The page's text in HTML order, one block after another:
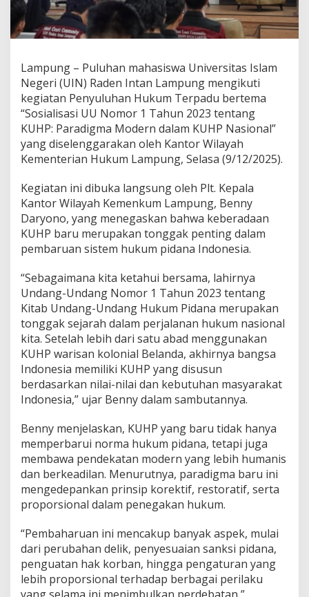
u
g
G
l
a
P
e
n
y
u
l
h
a
n
H
u
k
m
T
e
r
p
a
d
u
Lampung – Puluhan mahasiswa Universitas Islam
Negeri (UIN) Raden Intan Lampung mengikuti
kegiatan Penyuluhan Hukum Terpadu bertema
“Sosialisasi UU Nomor 1 Tahun 2023 tentang
KUHP: Paradigma Modern dalam KUHP Nasional”
yang diselenggarakan oleh Kantor Wilayah
Kementerian Hukum Lampung, Selasa (9/12/2025).
Kegiatan ini dibuka langsung oleh Plt. Kepala
Kantor Wilayah Kemenkum Lampung, Benny
Daryono, yang menegaskan bahwa keberadaan
KUHP baru merupakan tonggak penting dalam
pembaruan sistem hukum pidana Indonesia.
“Sebagaimana kita ketahui bersama, lahirnya
Undang-Undang Nomor 1 Tahun 2023 tentang
Kitab Undang-Undang Hukum Pidana merupakan
tonggak sejarah dalam perjalanan hukum nasional
kita. Setelah lebih dari satu abad menggunakan
KUHP warisan kolonial Belanda, akhirnya bangsa
Indonesia memiliki KUHP yang disusun
berdasarkan nilai-nilai dan kebutuhan masyarakat
Indonesia,” ujar Benny dalam sambutannya.
Benny menjelaskan, KUHP yang baru tidak hanya
memperbarui norma hukum pidana, tetapi juga
membawa pendekatan modern yang lebih humanis
dan berkeadilan. Menurutnya, paradigma baru ini
mengedepankan prinsip korektif, restoratif, serta
proporsional dalam penegakan hukum.
“Pembaharuan ini mencakup banyak aspek, mulai
dari perubahan delik, penyesuaian sanksi pidana,
penguatan hak korban, hingga pengaturan yang
lebih proporsional terhadap berbagai perilaku